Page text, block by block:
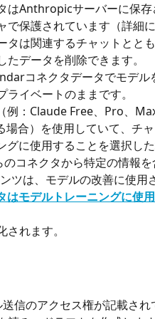
はAnthropicサーバーに保
で保護されています（詳細
タは関連するチャットとと
データを削除できます。
コネクタデータでモデル
イベートのままです。
例：Claude Free、Pro、
合）を使用していて、チ
に使用することを選択した
コネクタから特定の情報
ツは、モデルの改善に使用
はモデルトレーニングに使
れます。
信のアクセス権が記載さ